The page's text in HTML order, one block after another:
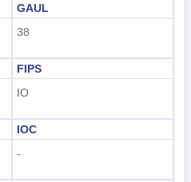
GAUL
38
FIPS
IO
IOC
-